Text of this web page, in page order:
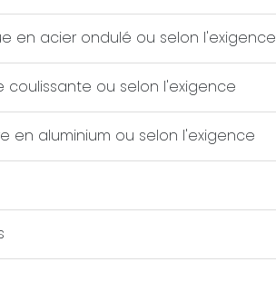
en acier ondulé ou selon l'exigence
coulissante ou selon l'exigence
en aluminium ou selon l'exigence